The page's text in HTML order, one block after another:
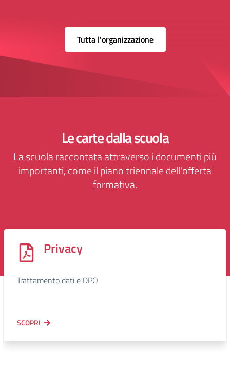
Tutta l'organizzazione
Le carte dalla scuola
La scuola raccontata attraverso i documenti più
importanti, come il piano triennale dell'offerta
formativa.
Privacy
Trattamento dati e DPO
SCOPRI